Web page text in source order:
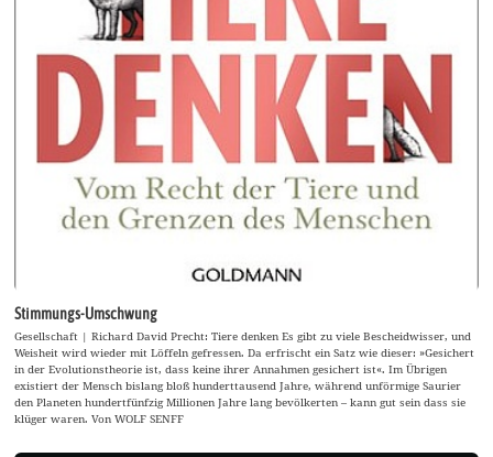
Stimmungs-Umschwung
Gesellschaft | Richard David Precht: Tiere denken Es gibt zu viele Bescheidwisser, und
Weisheit wird wieder mit Löffeln gefressen. Da erfrischt ein Satz wie dieser: »Gesichert
in der Evolutionstheorie ist, dass keine ihrer Annahmen gesichert ist«. Im Übrigen
existiert der Mensch bislang bloß hunderttausend Jahre, während unförmige Saurier
den Planeten hundertfünfzig Millionen Jahre lang bevölkerten – kann gut sein dass sie
klüger waren. Von WOLF SENFF